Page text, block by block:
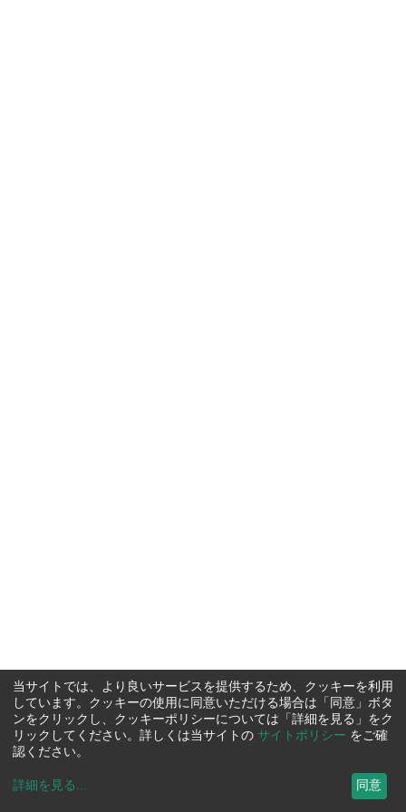
当サイトでは、より良いサービスを提供するため、クッキーを利用
しています。クッキーの使用に同意いただける場合は「同意」ボタ
ンをクリックし、クッキーポリシーについては「詳細を見る」をク
リックしてください。詳しくは当サイトの サイトポリシー をご確
認ください。
詳細を見る ... 同意